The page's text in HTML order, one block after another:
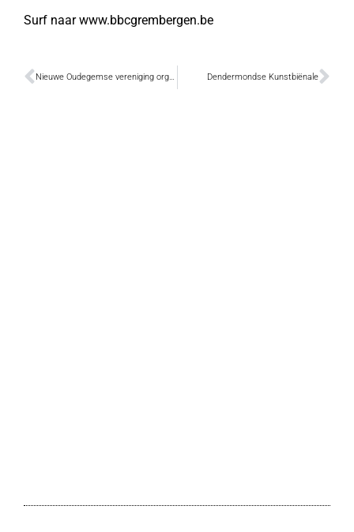
Surf naar www.bbcgrembergen.be
Nieuwe Oudegemse vereniging organiseert Fiësta Aaghem Dendermondse Kunstbiënale